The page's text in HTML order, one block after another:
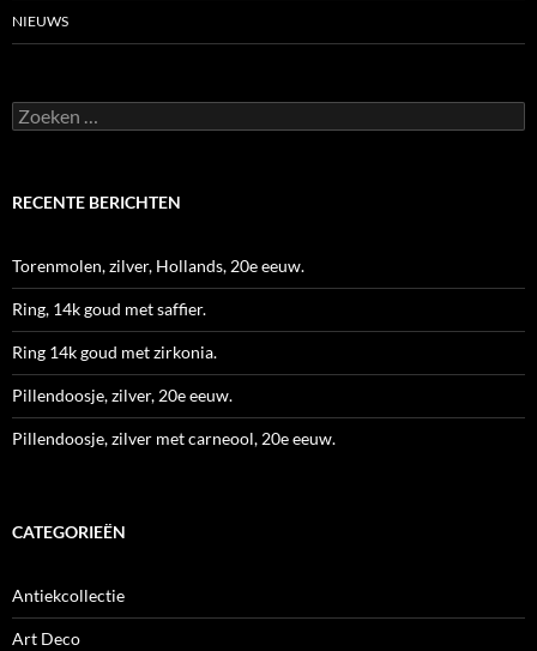
NIEUWS
Zoeken
naar:
RECENTE BERICHTEN
Torenmolen, zilver, Hollands, 20e eeuw.
Ring, 14k goud met saffier.
Ring 14k goud met zirkonia.
Pillendoosje, zilver, 20e eeuw.
Pillendoosje, zilver met carneool, 20e eeuw.
CATEGORIEËN
Antiekcollectie
Art Deco